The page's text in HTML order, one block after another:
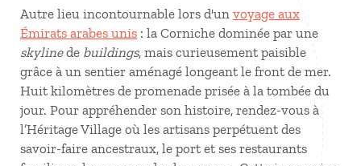
Autre lieu incontournable lors d'un voyage aux
Émirats arabes unis : la Corniche dominée par une
skylinede buildings, mais curieusement paisible
grâce à un sentier aménagé longeant le front de mer.
Huit kilomètres de promenade prisée à la tombée du
jour. Pour appréhender son histoire, rendez-vous à
l’Héritage Village où les artisans perpétuent des
savoir-faire ancestraux, le port et ses restaurants